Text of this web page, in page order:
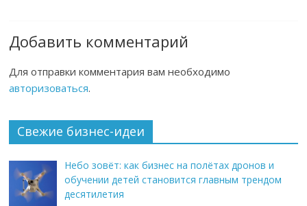
Добавить комментарий
Для отправки комментария вам необходимо
авторизоваться.
Свежие бизнес-идеи
Небо зовёт: как бизнес на полётах дронов и
обучении детей становится главным трендом
десятилетия